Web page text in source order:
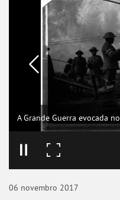
A Grande Guerra evocada
06 novembro 2017